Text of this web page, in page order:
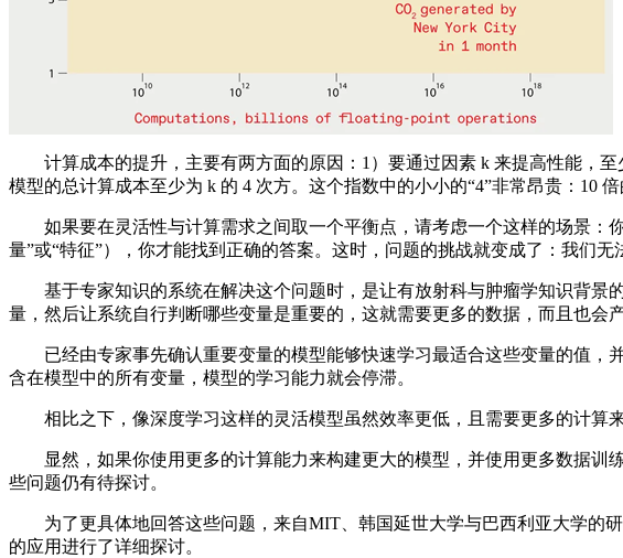
计算成本的提升，主要有两方面的原因：1）要通过因素 k 来提高性能，至
模型的总计算成本至少为 k 的 4 次方。这个指数中的小小的“4”非常昂贵：10
如果要在灵活性与计算需求之间取一个平衡点，请考虑一个这样的场景：
量”或“特征”），你才能找到正确的答案。这时，问题的挑战就变成了：我们
基于专家知识的系统在解决这个问题时，是让有放射科与肿瘤学知识背景
量，然后让系统自行判断哪些变量是重要的，这就需要更多的数据，而且也会
已经由专家事先确认重要变量的模型能够快速学习最适合这些变量的值，
含在模型中的所有变量，模型的学习能力就会停滞。
相比之下，像深度学习这样的灵活模型虽然效率更低，且需要更多的计算
显然，如果你使用更多的计算能力来构建更大的模型，并使用更多数据训
些问题仍有待探讨。
为了更具体地回答这些问题，来自MIT、韩国延世大学与巴西利亚大学的研
的应用进行了详细探讨。